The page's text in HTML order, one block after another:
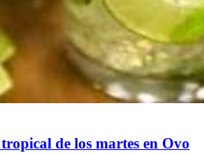
de los martes en Ovo